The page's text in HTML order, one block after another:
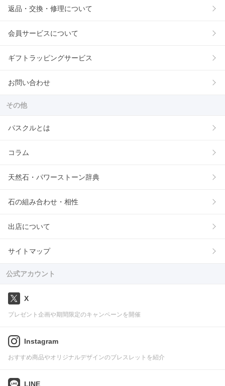
返品・交換・修理について
会員サービスについて
ギフトラッピングサービス
お問い合わせ
その他
パスクルとは
コラム
天然石・パワーストーン辞典
石の組み合わせ・相性
出店について
サイトマップ
公式アカウント
X
プレゼント企画や期間限定のキャンペーンを開催
Instagram
おすすめ商品やオリジナルデザインのブレスレットを紹介
LINE